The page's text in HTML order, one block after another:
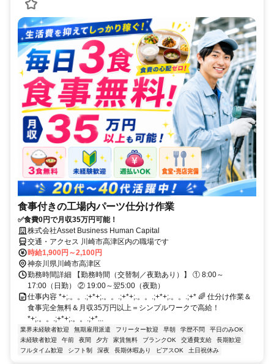
食事付きの工場内パーツ仕分け作業
✅食費0円で月収35万円可能！
株式会社Asset Business Human Capital
交通・アクセス 川崎市高津区内の職場です
時給1,900円～2,100円
神奈川県川崎市高津区
勤務時間詳細 【勤務時間（交替制／夜勤あり）】 ① 8:00～
17:00（日勤） ② 19:00～翌5:00（夜勤）
仕事内容 *+;.。。.;+*+;.。。.;+*+;.。。.;+*+;.。。.;+* 🌈 仕分け作業＆
食事完全無料＆月収35万円以上＝シンプルワークで高給！
*+;.。。.;+*+;.。。.;+*...
業界未経験者歓迎 無期雇用派遣 フリーター歓迎 早朝 学歴不問
平日のみOK
未経験者歓迎
午前 夜間 夕方 家賃無料 ブランクOK 交通費支給
長期歓迎
フルタイム歓迎
シフト制 深夜 長期休暇あり ピアスOK 土日祝休み